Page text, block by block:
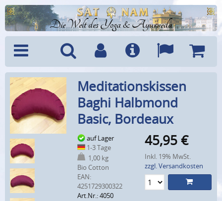
Die Welt des Yoga & Ayurveda
Menü SucheBenutzerkonto
Info Sprachen
Meditationskissen
Baghi Halbmond
Basic, Bordeaux
auf Lager
1-3 Tage
1,00 kg
Bio Cotton
EAN:
4251729300322
Art.Nr.: 4050
45,95 €
Inkl. 19% MwSt.
zzgl. Versandkosten